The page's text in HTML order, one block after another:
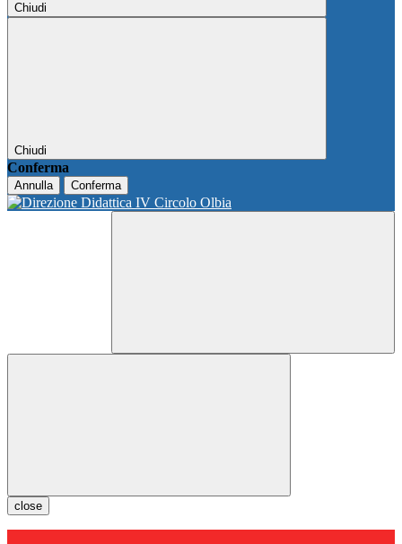
Chiudi
Chiudi
Conferma
Annulla Conferma
close